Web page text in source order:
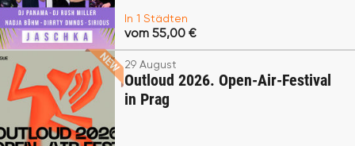
In 1 Städten
vom 55,00 €
29 August
Outloud 2026. Open-Air-Festival
in Prag